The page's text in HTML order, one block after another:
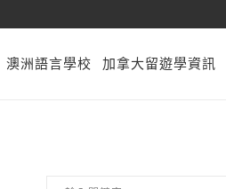
澳洲語言學校 加拿大留遊學資訊